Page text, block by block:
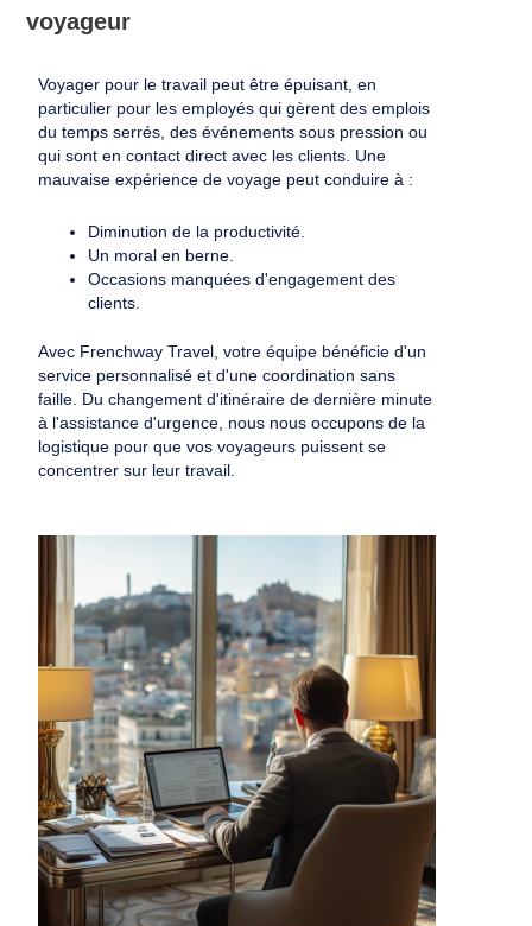
voyageur
Voyager pour le travail peut être épuisant, en
particulier pour les employés qui gèrent des emplois
du temps serrés, des événements sous pression ou
qui sont en contact direct avec les clients. Une
mauvaise expérience de voyage peut conduire à :
Diminution de la productivité.
Un moral en berne.
Occasions manquées d'engagement des
clients.
Avec Frenchway Travel, votre équipe bénéficie d'un
service personnalisé et d'une coordination sans
faille. Du changement d'itinéraire de dernière minute
à l'assistance d'urgence, nous nous occupons de la
logistique pour que vos voyageurs puissent se
concentrer sur leur travail.